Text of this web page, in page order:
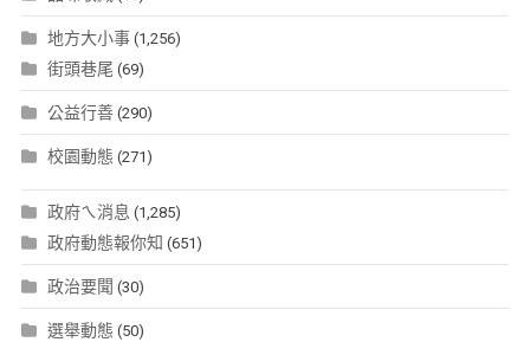
地方大小事(1,256)
街頭巷尾 (69)
公益行善(290)
校園動態 (271)
政府ㄟ消息 (1,285)
政府動態報你知 (651)
政治要聞 (30)
選舉動態 (50)